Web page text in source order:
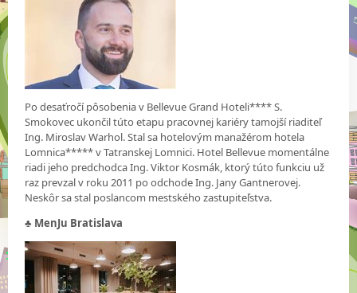
Po desaťročí pôsobenia v Bellevue Grand Hoteli**** S.
Smokovec ukončil túto etapu pracovnej kariéry tamojší riaditeľ
Ing. Miroslav Warhol. Stal sa hotelovým manažérom hotela
Lomnica***** v Tatranskej Lomnici. Hotel Bellevue momentálne
riadi jeho predchodca Ing. Viktor Kosmák, ktorý túto funkciu už
raz prevzal v roku 2011 po odchode Ing. Jany Gantnerovej.
Neskôr sa stal poslancom mestského zastupiteľstva.
♣ MenJu Bratislava